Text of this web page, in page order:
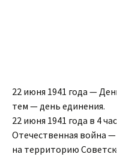
22 июня 1941 года —
тем — день единения.
22 июня 1941 года в 4
Отечественная война —
на территорию